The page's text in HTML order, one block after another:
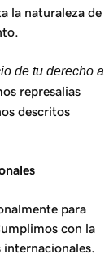
la naturaleza de
de tu derecho a
represalias
descritos
para
con la